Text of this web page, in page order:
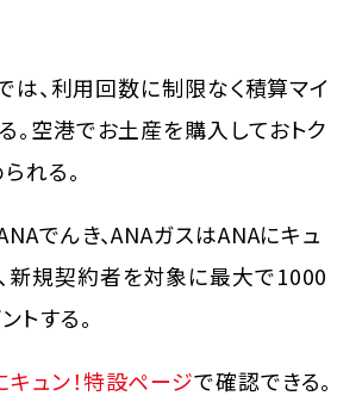
は、利用回数に制限なく積算マイ
。空港でお土産を購入しておトク
れる。
でんき、ANAガスはANAにキュ
新規契約者を対象に最大で1000
トする。
キュン！特設ページで確認できる。